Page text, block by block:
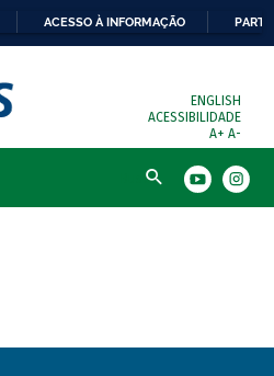
ACESSO À INFORMAÇÃO
ENGLISH
ACESSIBILIDADE
A+ A-
Busca